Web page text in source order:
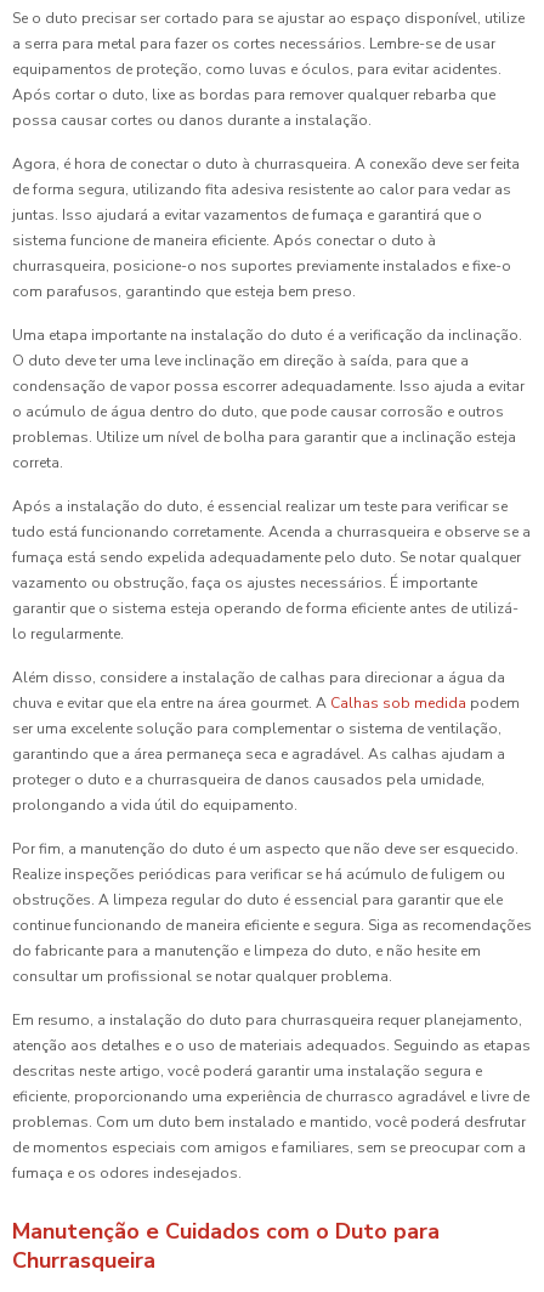
Se o duto precisar ser cortado para se ajustar ao espaço disponível, utilize
a serra para metal para fazer os cortes necessários. Lembre-se de usar
equipamentos de proteção, como luvas e óculos, para evitar acidentes.
Após cortar o duto, lixe as bordas para remover qualquer rebarba que
possa causar cortes ou danos durante a instalação.
Agora, é hora de conectar o duto à churrasqueira. A conexão deve ser feita
de forma segura, utilizando fita adesiva resistente ao calor para vedar as
juntas. Isso ajudará a evitar vazamentos de fumaça e garantirá que o
sistema funcione de maneira eficiente. Após conectar o duto à
churrasqueira, posicione-o nos suportes previamente instalados e fixe-o
com parafusos, garantindo que esteja bem preso.
Uma etapa importante na instalação do duto é a verificação da inclinação.
O duto deve ter uma leve inclinação em direção à saída, para que a
condensação de vapor possa escorrer adequadamente. Isso ajuda a evitar
o acúmulo de água dentro do duto, que pode causar corrosão e outros
problemas. Utilize um nível de bolha para garantir que a inclinação esteja
correta.
Após a instalação do duto, é essencial realizar um teste para verificar se
tudo está funcionando corretamente. Acenda a churrasqueira e observe se a
fumaça está sendo expelida adequadamente pelo duto. Se notar qualquer
vazamento ou obstrução, faça os ajustes necessários. É importante
garantir que o sistema esteja operando de forma eficiente antes de utilizá-
lo regularmente.
Além disso, considere a instalação de calhas para direcionar a água da
chuva e evitar que ela entre na área gourmet. A Calhas sob medida podem
ser uma excelente solução para complementar o sistema de ventilação,
garantindo que a área permaneça seca e agradável. As calhas ajudam a
proteger o duto e a churrasqueira de danos causados pela umidade,
prolongando a vida útil do equipamento.
Por fim, a manutenção do duto é um aspecto que não deve ser esquecido.
Realize inspeções periódicas para verificar se há acúmulo de fuligem ou
obstruções. A limpeza regular do duto é essencial para garantir que ele
continue funcionando de maneira eficiente e segura. Siga as recomendações
do fabricante para a manutenção e limpeza do duto, e não hesite em
consultar um profissional se notar qualquer problema.
Em resumo, a instalação do duto para churrasqueira requer planejamento,
atenção aos detalhes e o uso de materiais adequados. Seguindo as etapas
descritas neste artigo, você poderá garantir uma instalação segura e
eficiente, proporcionando uma experiência de churrasco agradável e livre de
problemas. Com um duto bem instalado e mantido, você poderá desfrutar
de momentos especiais com amigos e familiares, sem se preocupar com a
fumaça e os odores indesejados.
Manutenção e Cuidados com o Duto para
Churrasqueira